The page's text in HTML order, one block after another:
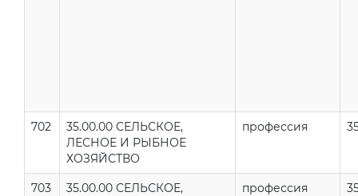
702
35.00.00 СЕЛЬСКОЕ,
ЛЕСНОЕ И РЫБНОЕ
ХОЗЯЙСТВО
профессия
703
35.00.00 СЕЛЬСКОЕ,
профессия